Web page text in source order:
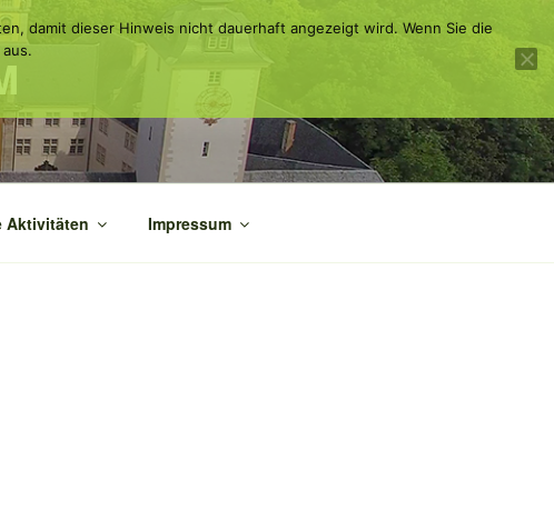
Aktivitäten Impressum
damit dieser Hinweis nicht dauerhaft angezeigt wird. Wenn Sie die